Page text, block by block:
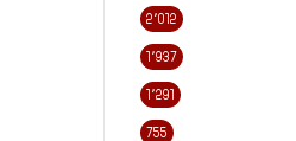
2٬012
1٬937
1٬291
755